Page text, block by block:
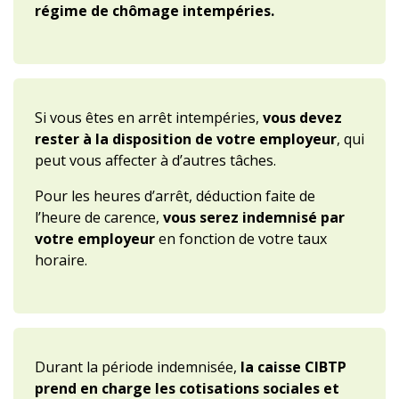
régime de chômage intempéries.
Si vous êtes en arrêt intempéries, vous devez
rester à la disposition de votre employeur, qui
peut vous affecter à d’autres tâches.
Pour les heures d’arrêt, déduction faite de
l’heure de carence, vous serez indemnisé par
votre employeuren fonction de votre taux
horaire.
Durant la période indemnisée, la caisse CIBTP
prend en charge les cotisations sociales et